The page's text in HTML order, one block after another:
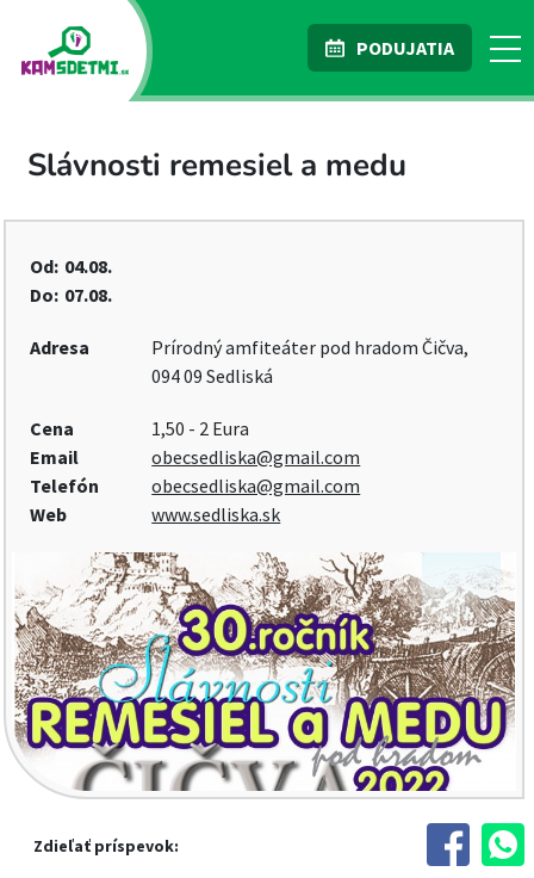
PODUJATIA
Slávnosti remesiel a medu
Od: 04.08.
Do: 07.08.
Adresa
Prírodný amfiteáter pod hradom Čičva,
094 09 Sedliská
Cena
1,50 - 2 Eura
Email
obecsedliska@gmail.com
Telefón
obecsedliska@gmail.com
Web
www.sedliska.sk
Zdieľať príspevok: